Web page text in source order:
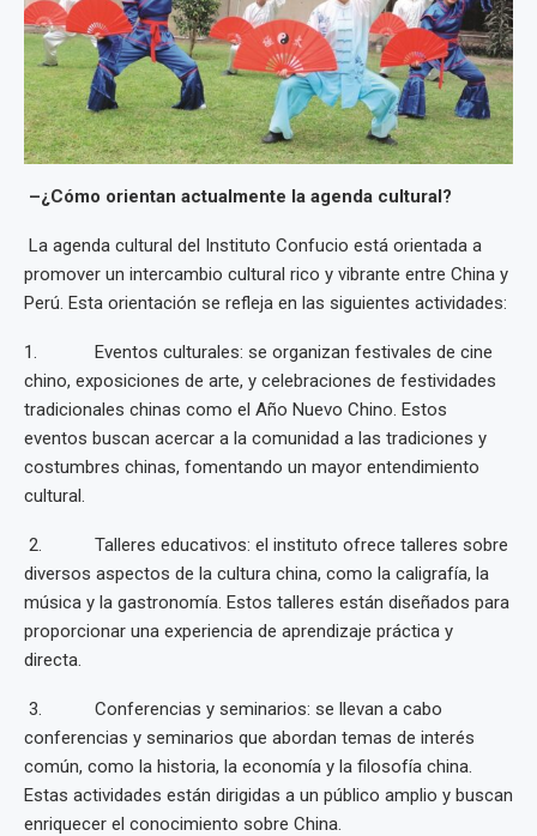
–¿Cómo orientan actualmente la agenda cultural?
La agenda cultural del Instituto Confucio está orientada a
promover un intercambio cultural rico y vibrante entre China y
Perú. Esta orientación se refleja en las siguientes actividades:
1. Eventos culturales: se organizan festivales de cine
chino, exposiciones de arte, y celebraciones de festividades
tradicionales chinas como el Año Nuevo Chino. Estos
eventos buscan acercar a la comunidad a las tradiciones y
costumbres chinas, fomentando un mayor entendimiento
cultural.
2. Talleres educativos: el instituto ofrece talleres sobre
diversos aspectos de la cultura china, como la caligrafía, la
música y la gastronomía. Estos talleres están diseñados para
proporcionar una experiencia de aprendizaje práctica y
directa.
3. Conferencias y seminarios: se llevan a cabo
conferencias y seminarios que abordan temas de interés
común, como la historia, la economía y la filosofía china.
Estas actividades están dirigidas a un público amplio y buscan
enriquecer el conocimiento sobre China.